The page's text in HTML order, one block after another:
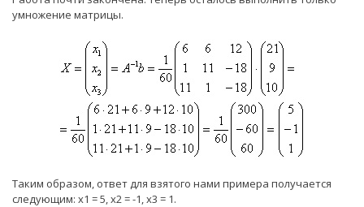
умножение матрицы.
Таким образом, ответ для взятого нами примера получается
следующим: х1 = 5, х2 = -1, х3 = 1.